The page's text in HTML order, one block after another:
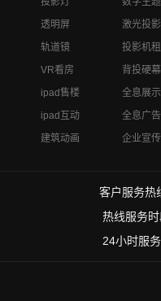
透明屏
激光投
轨道镜
投影机
VR看房
背投硬幕
ipad售楼
全息展
ipad互动
全息广
建筑动画 企业宣
客户服务热
热线服务
24小时服